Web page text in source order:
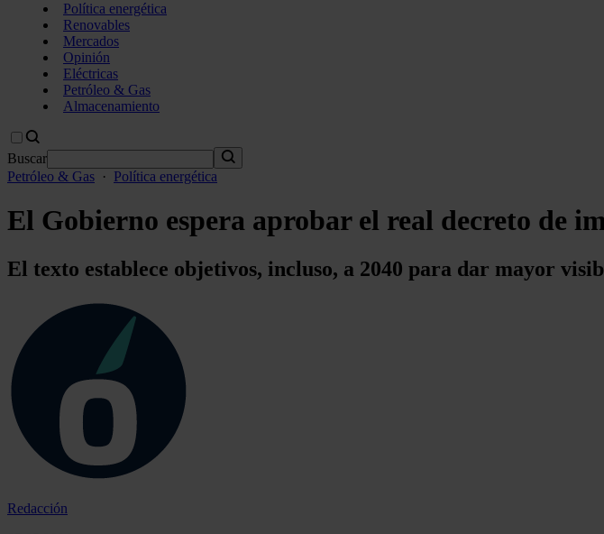
Política energética
Renovables
Mercados
Opinión
Eléctricas
Petróleo & Gas
Almacenamiento
Buscar
Petróleo & Gas · Política energética
El Gobierno espera aprobar el real decreto de
El texto establece objetivos, incluso, a 2040 para dar mayor
Redacción